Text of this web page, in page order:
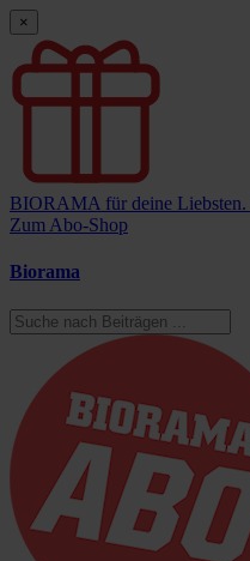
×
BIORAMA für deine Liebsten.
Zum Abo-Shop
Biorama